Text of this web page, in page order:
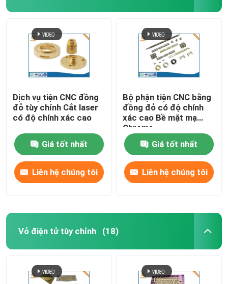
Dịch vụ tiện CNC đồng
đỏ tùy chỉnh Cắt laser
có độ chính xác cao
Giá tốt nhất
Liên hệ chúng tôi
Bộ phận tiện CNC bằng
đồng đỏ có độ chính
xác cao Bề mặt mạ
Chrome
Giá tốt nhất
Liên hệ chúng tôi
Vỏ điện tử tùy chỉnh (18)